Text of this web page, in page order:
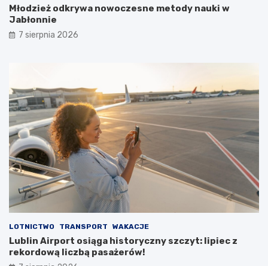
2
6
r
o
ó
w
i
p
p
u
s
t
o
s
t
a
u
Młodzież odkrywa nowoczesne metody nauki w
Jabłonnie
7 sierpnia 2026
LOTNICTWO TRANSPORT WAKACJE
Lublin Airport osiąga historyczny szczyt: lipiec z
rekordową liczbą pasażerów!